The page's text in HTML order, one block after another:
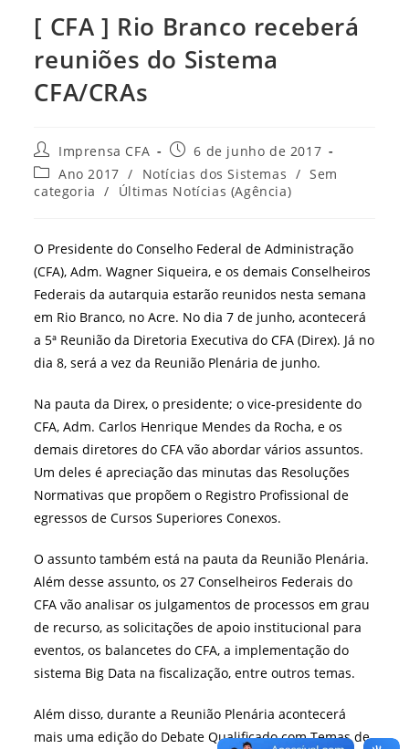
[ CFA ] Rio Branco receberá
reuniões do Sistema
CFA/CRAs
Autor
do
post:
Imprensa CFA
Post
publicado:
6 de junho de 2017
Categoria
do
Ano 2017 / Notícias dos Sistemas / Sem
categoria
/ Últimas Notícias (Agência)
O Presidente do Conselho Federal de Administração
(CFA), Adm. Wagner Siqueira, e os demais Conselheiros
Federais da autarquia estarão reunidos nesta semana
em Rio Branco, no Acre. No dia 7 de junho, acontecerá
a 5ª Reunião da Diretoria Executiva do CFA (Direx). Já no
dia 8, será a vez da Reunião Plenária de junho.
Na pauta da Direx, o presidente; o vice-presidente do
CFA, Adm. Carlos Henrique Mendes da Rocha, e os
demais diretores do CFA vão abordar vários assuntos.
Um deles é apreciação das minutas das Resoluções
Normativas que propõem o Registro Profissional de
egressos de Cursos Superiores Conexos.
O assunto também está na pauta da Reunião Plenária.
Além desse assunto, os 27 Conselheiros Federais do
CFA vão analisar os julgamentos de processos em grau
de recurso, as solicitações de apoio institucional para
eventos, os balancetes do CFA, a implementação do
sistema Big Data na fiscalização, entre outros temas.
Além disso, durante a Reunião Plenária acontecerá
mais uma edição do Debate Qualificado com Temas de